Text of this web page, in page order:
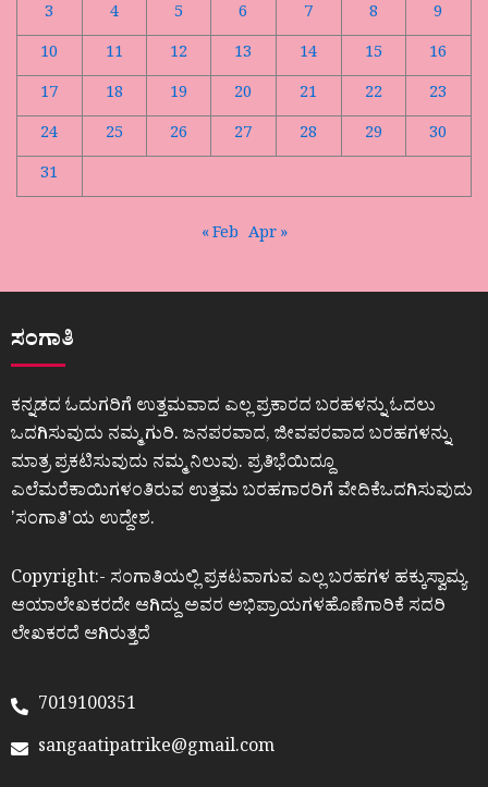
3
4 5 6 7 8
9
10
11 12 13 14 15
16
17
18 19 20 21 22
23
24
25 26 27 28 29
30
31
« Feb Apr »
ಸಂಗಾತಿ
ಕನ್ನಡದ ಓದುಗರಿಗೆ ಉತ್ತಮವಾದ ಎಲ್ಲ ಪ್ರಕಾರದ ಬರಹಳನ್ನು ಓದಲು
ಒದಗಿಸುವುದು ನಮ್ಮ ಗುರಿ. ಜನಪರವಾದ, ಜೀವಪರವಾದ ಬರಹಗಳನ್ನು
ಮಾತ್ರ ಪ್ರಕಟಿಸುವುದು ನಮ್ಮ ನಿಲುವು. ಪ್ರತಿಭೆಯಿದ್ದೂ
ಎಲೆಮರೆಕಾಯಿಗಳಂತಿರುವ ಉತ್ತಮ ಬರಹಗಾರರಿಗೆ ವೇದಿಕೆಒದಗಿಸುವುದು
ʼಸಂಗಾತಿʼಯ ಉದ್ದೇಶ.
Copyright:- ಸಂಗಾತಿಯಲ್ಲಿ ಪ್ರಕಟವಾಗುವ ಎಲ್ಲ ಬರಹಗಳ ಹಕ್ಕುಸ್ವಾಮ್ಯ
ಆಯಾಲೇಖಕರದೇ ಆಗಿದ್ದು ಅವರ ಅಭಿಪ್ರಾಯಗಳಹೊಣೆಗಾರಿಕೆ ಸದರಿ
ಲೇಖಕರದೆ ಆಗಿರುತ್ತದೆ
7019100351
sangaatipatrike@gmail.com